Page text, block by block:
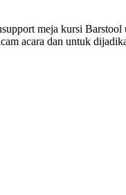
meja kursi
acara dan untuk